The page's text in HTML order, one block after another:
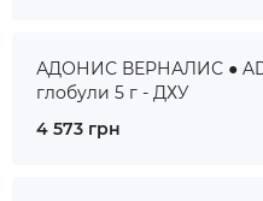
АДОНИС ВЕРНАЛИС ●
глобули 5 г - ДХУ
4 573 грн